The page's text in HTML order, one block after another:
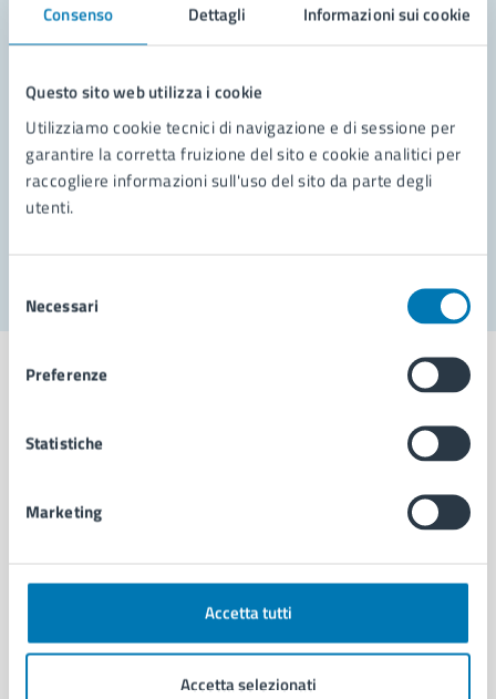
Consenso Dettagli Informazioni sui cookie
Questo sito web utilizza i cookie
Utilizziamo cookie tecnici di navigazione e di sessione per
garantire la corretta fruizione del sito e cookie analitici per
raccogliere informazioni sull'uso del sito da parte degli
utenti.
delNecessari
Preferenze
Statistiche
Marketing
Accetta tutti
Accetta selezionati
Leggi le domande frequenti
Richiedi assistenza
Prenota appuntamento
Problemi in città
Comune di Napoli
AMMINISTRAZIONE
Organi di governo
Enti e fondazioni